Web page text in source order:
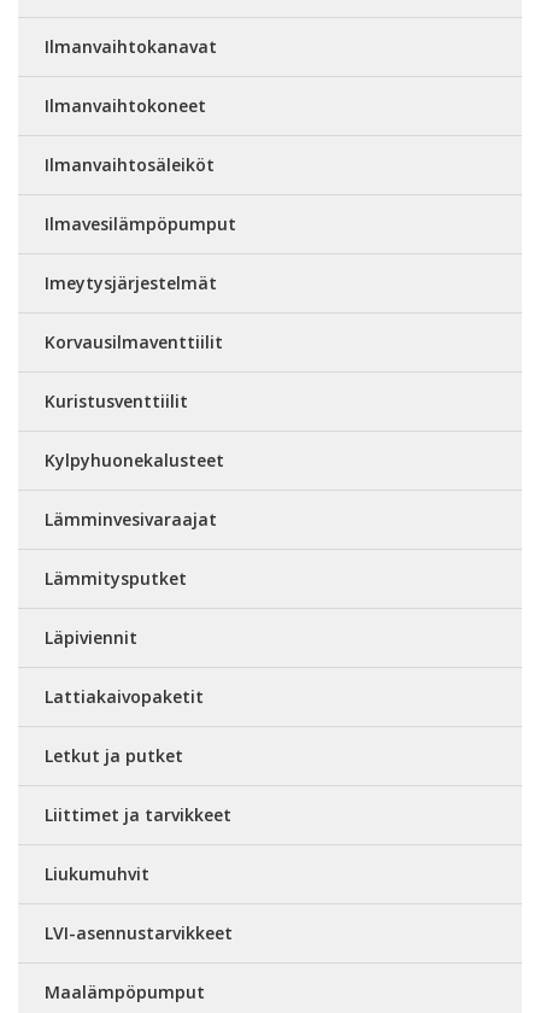
Ilmanvaihtokanavat
Ilmanvaihtokoneet
Ilmanvaihtosäleiköt
Ilmavesilämpöpumput
Imeytysjärjestelmät
Korvausilmaventtiilit
Kuristusventtiilit
Kylpyhuonekalusteet
Lämminvesivaraajat
Lämmitysputket
Läpiviennit
Lattiakaivopaketit
Letkut ja putket
Liittimet ja tarvikkeet
Liukumuhvit
LVI-asennustarvikkeet
Maalämpöpumput